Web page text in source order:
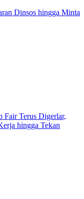
Dinsos hingga Minta
Fair Terus Digerlar,
hingga Tekan